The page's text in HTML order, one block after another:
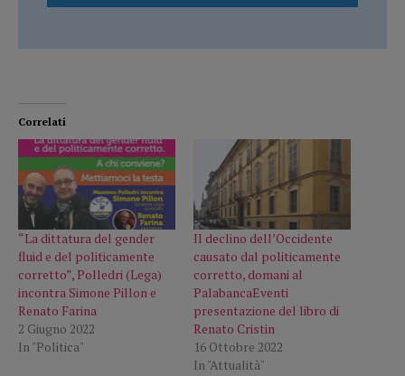
Correlati
“La dittatura del gender
fluid e del politicamente
corretto”, Polledri (Lega)
incontra Simone Pillon e
Renato Farina
2 Giugno 2022
In "Politica"
Il declino dell’Occidente
causato dal politicamente
corretto, domani al
PalabancaEventi
presentazione del libro di
Renato Cristin
16 Ottobre 2022
In "Attualità"